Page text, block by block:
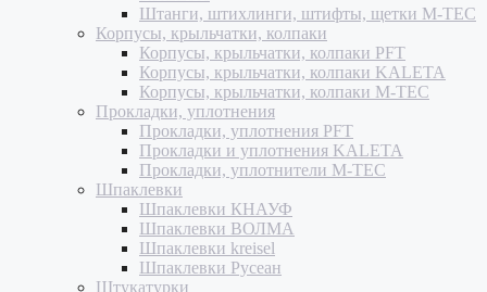
Штанги, штихлинги, штифты, щетки M-TEC
Корпусы, крыльчатки, колпаки
Корпусы, крыльчатки, колпаки PFT
Корпусы, крыльчатки, колпаки KALETA
Корпусы, крыльчатки, колпаки M-TEC
Прокладки, уплотнения
Прокладки, уплотнения PFT
Прокладки и уплотнения KALETA
Прокладки, уплотнители M-TEC
Шпаклевки
Шпаклевки КНАУФ
Шпаклевки ВОЛМА
Шпаклевки kreisel
Шпаклевки Русеан
Штукатурки